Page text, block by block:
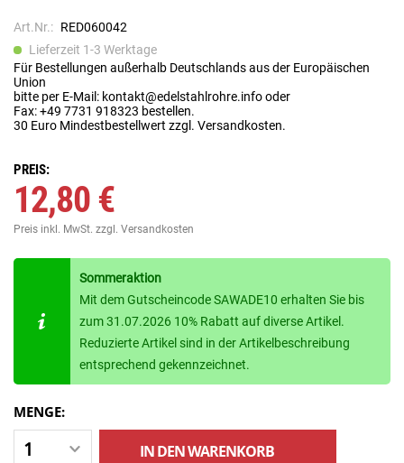
Art.Nr.: RED060042
Lieferzeit 1-3 Werktage
Für Bestellungen außerhalb Deutschlands aus der Europäischen
Union
bitte per E-Mail: kontakt@edelstahlrohre.info oder
Fax: +49 7731 918323 bestellen.
30 Euro Mindestbestellwert zzgl. Versandkosten.
PREIS:
12,80 €
Preis inkl. MwSt. zzgl. Versandkosten
Sommeraktion
Mit dem Gutscheincode SAWADE10 erhalten Sie bis
zum 31.07.2026 10% Rabatt auf diverse Artikel.
Reduzierte Artikel sind in der Artikelbeschreibung
entsprechend gekennzeichnet.
MENGE:
IN DENWARENKORB